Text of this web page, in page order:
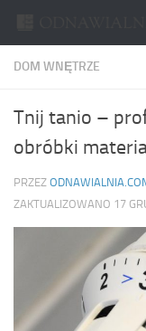
DOM WNĘTRZE
Tnij tanio –
obróbki
PRZEZ
ZAKTUALIZOWANO 17